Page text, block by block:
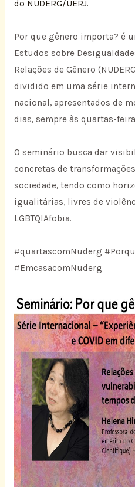
do NUDERG/UERJ.
Por que gênero importa? é
Estudos sobre
Relações de Gênero
dividido em uma série
nacional, apresentados de
dias, sempre às quartas-
O seminário busca dar
concretas de
sociedade, tendo como
igualitárias, livres de
LGBTQIAfobia.
#quartascomNuderg
#EmcasacomNuderg